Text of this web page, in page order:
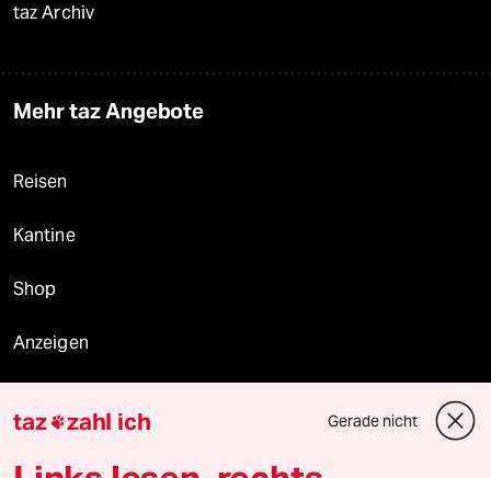
taz Archiv
Mehr taz Angebote
Reisen
Kantine
Shop
Anzeigen
taz zahl ich Gerade nicht